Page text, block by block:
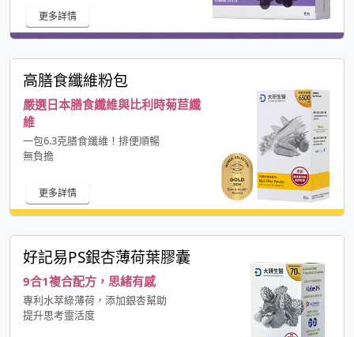
更多詳情
高膳食纖維粉包
嚴選日本膳食纖維與比利時菊苣纖
維
一包6.3克膳食纖維！排便順暢
無負擔
更多詳情
好記易PS銀杏薄荷葉膠囊
9合1複合配方，思緒有感
專利水萃綠薄荷，添加銀杏幫助
提升思考靈活度